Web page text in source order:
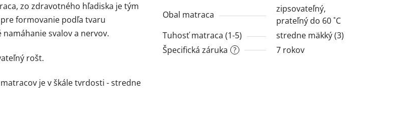
zo zdravotného hľadiska je tým
formovanie podľa tvaru
svalov a nervov.
rošt.
je v škále tvrdosti - stredne
Obal matraca
zipsovateľný,
prateľný do 60 ˚C
Tuhosť matraca (1-5)
stredne mäkký (3)
?
Špecifická záruka 7 rokov